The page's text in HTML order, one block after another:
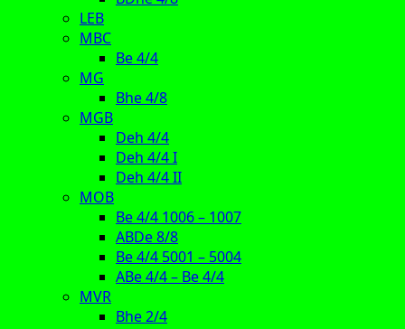
LEB
MBC
Be 4/4
MG
Bhe 4/8
MGB
Deh 4/4
Deh 4/4 I
Deh 4/4 II
MOB
Be 4/4 1006 – 1007
ABDe 8/8
Be 4/4 5001 – 5004
ABe 4/4 – Be 4/4
MVR
Bhe 2/4